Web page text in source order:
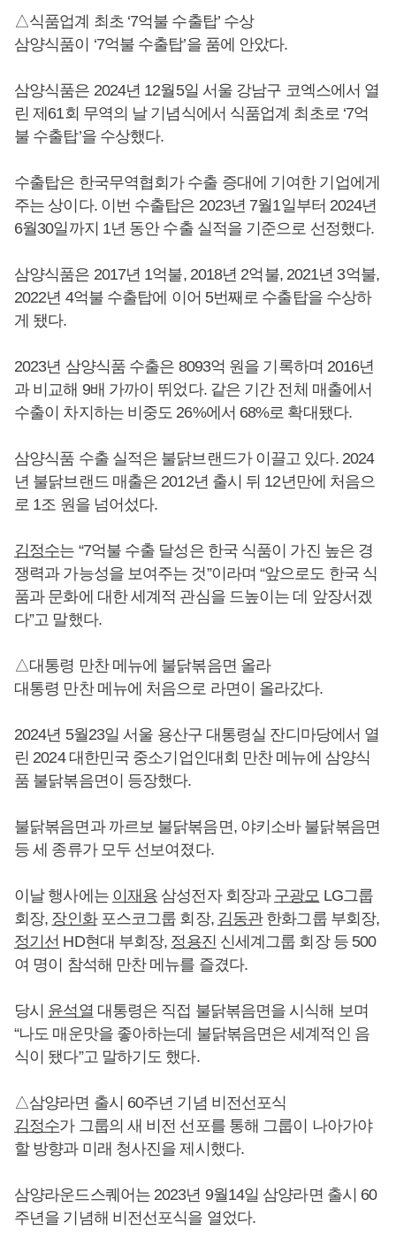
△식품업계 최초 ‘7억불 수출탑’ 수상
삼양식품이 ‘7억불 수출탑’을 품에 안았다.
삼양식품은 2024년 12월5일 서울 강남구 코엑스에서 열
린 제61회 무역의 날 기념식에서 식품업계 최초로 ‘7억
불 수출탑’을 수상했다.
수출탑은 한국무역협회가 수출 증대에 기여한 기업에게
주는 상이다. 이번 수출탑은 2023년 7월1일부터 2024년
6월30일까지 1년 동안 수출 실적을 기준으로 선정했다.
삼양식품은 2017년 1억불, 2018년 2억불, 2021년 3억불,
2022년 4억불 수출탑에 이어 5번째로 수출탑을 수상하
게 됐다.
2023년 삼양식품 수출은 8093억 원을 기록하며 2016년
과 비교해 9배 가까이 뛰었다. 같은 기간 전체 매출에서
수출이 차지하는 비중도 26%에서 68%로 확대됐다.
삼양식품 수출 실적은 불닭브랜드가 이끌고 있다. 2024
년 불닭브랜드 매출은 2012년 출시 뒤 12년만에 처음으
로 1조 원을 넘어섰다.
김정수는 “7억불 수출 달성은 한국 식품이 가진 높은 경
쟁력과 가능성을 보여주는 것”이라며 “앞으로도 한국 식
품과 문화에 대한 세계적 관심을 드높이는 데 앞장서겠
다”고 말했다.
△대통령 만찬 메뉴에 불닭볶음면 올라
대통령 만찬 메뉴에 처음으로 라면이 올라갔다.
2024년 5월23일 서울 용산구 대통령실 잔디마당에서 열
린 2024 대한민국 중소기업인대회 만찬 메뉴에 삼양식
품 불닭볶음면이 등장했다.
불닭볶음면과 까르보 불닭볶음면, 야키소바 불닭볶음면
등 세 종류가 모두 선보여졌다.
이날 행사에는 이재용 삼성전자 회장과 구광모 LG그룹
회장, 장인화포스코그룹 회장, 김동관한화그룹 부회장,
정기선 HD현대 부회장, 정용진 신세계그룹 회장 등 500
여 명이 참석해 만찬 메뉴를 즐겼다.
당시 윤석열 대통령은 직접 불닭볶음면을 시식해 보며
“나도 매운맛을 좋아하는데 불닭볶음면은 세계적인 음
식이 됐다”고 말하기도 했다.
△삼양라면 출시 60주년 기념 비전선포식
김정수가 그룹의 새 비전 선포를 통해 그룹이 나아가야
할 방향과 미래 청사진을 제시했다.
삼양라운드스퀘어는 2023년 9월14일 삼양라면 출시 60
주년을 기념해 비전선포식을 열었다.